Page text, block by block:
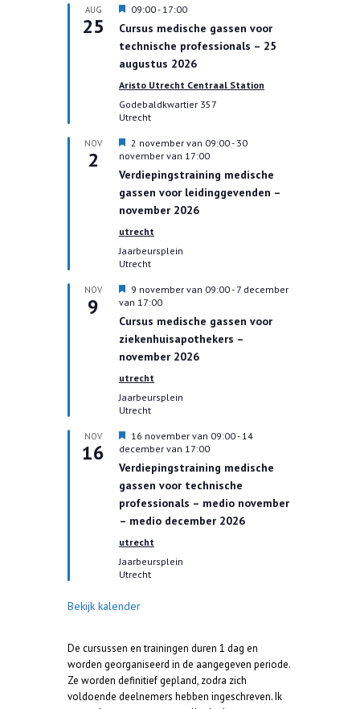
AUG
25
U
t
g
e
l
i
h
t
09:00- 17:00
Cursus medische gassen voor
technische professionals – 25
augustus 2026
Aristo Utrecht Centraal Station
Godebaldkwartier 357
Utrecht
NOV
2
U
i
g
e
l
c
t
2 november van 09:00- 30
november van 17:00
Verdiepingstraining medische
gassen voor leidinggevenden –
november 2026
utrecht
Jaarbeursplein
Utrecht
NOV
9
U
i
g
e
l
c
t
9 november van 09:00- 7 december
van 17:00
Cursus medische gassen voor
ziekenhuisapothekers –
november 2026
utrecht
Jaarbeursplein
Utrecht
NOV
16
U
i
g
e
l
c
t
16 november van 09:00- 14
december van 17:00
Verdiepingstraining medische
gassen voor technische
professionals – medio november
– medio december 2026
utrecht
Jaarbeursplein
Utrecht
Bekijk kalender
De cursussen en trainingen duren 1 dag en
worden georganiseerd in de aangegeven periode.
Ze worden definitief gepland, zodra zich
voldoende deelnemers hebben ingeschreven. Ik